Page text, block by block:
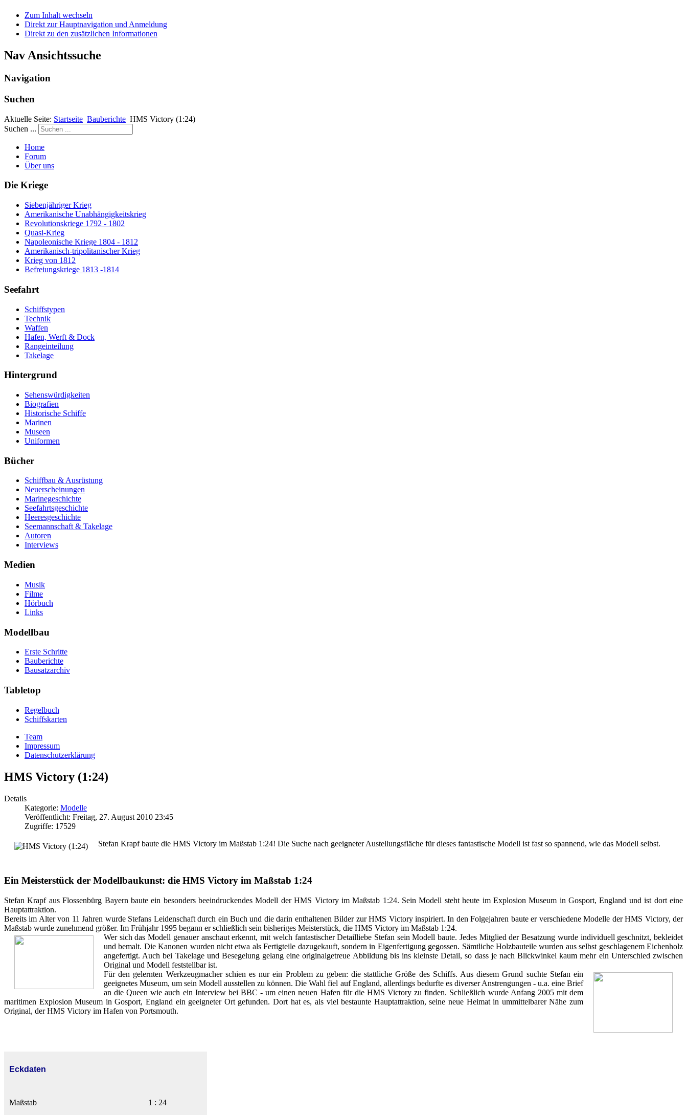
Zum Inhalt wechseln
Direkt zur Hauptnavigation und Anmeldung
Direkt zu den zusätzlichen Informationen
Nav Ansichtssuche
Navigation
Suchen
Aktuelle Seite: Startseite Bauberichte HMS Victory (1:24)
Suchen ...
Home
Forum
Über uns
Die Kriege
Siebenjähriger Krieg
Amerikanische Unabhängigkeitskrieg
Revolutionskriege 1792 - 1802
Quasi-Krieg
Napoleonische Kriege 1804 - 1812
Amerikanisch-tripolitanischer Krieg
Krieg von 1812
Befreiungskriege 1813 -1814
Seefahrt
Schiffstypen
Technik
Waffen
Hafen, Werft & Dock
Rangeinteilung
Takelage
Hintergrund
Sehenswürdigkeiten
Biografien
Historische Schiffe
Marinen
Museen
Uniformen
Bücher
Schiffbau & Ausrüstung
Neuerscheinungen
Marinegeschichte
Seefahrtsgeschichte
Heeresgeschichte
Seemannschaft & Takelage
Autoren
Interviews
Medien
Musik
Filme
Hörbuch
Links
Modellbau
Erste Schritte
Bauberichte
Bausatzarchiv
Tabletop
Regelbuch
Schiffskarten
Team
Impressum
Datenschutzerklärung
HMS Victory (1:24)
Details
Kategorie: Modelle
Veröffentlicht: Freitag, 27. August 2010 23:45
Zugriffe: 17529
Stefan Krapf baute die HMS Victory im Maßstab 1:24! Die Suche nach geeigneter Austellungsfläche für dieses fantastische Modell ist fast so spannend, wie das Modell selbst.
Ein Meisterstück der Modellbaukunst: die HMS Victory im Maßstab 1:24
Stefan Krapf aus Flossenbürg Bayern baute ein besonders beeindruckendes Modell der HMS Victory im Maßstab 1:24. Sein Modell steht heute im Explosion Museum in Gosport, England und ist dort eine
Hauptattraktion.
Bereits im Alter von 11 Jahren wurde Stefans Leidenschaft durch ein Buch und die darin enthaltenen Bilder zur HMS Victory inspiriert. In den Folgejahren baute er verschiedene Modelle der HMS Victory, der
Maßstab wurde zunehmend größer. Im Frühjahr 1995 begann er schließlich sein bisheriges Meisterstück, die HMS Victory im Maßstab 1:24.
Wer sich das Modell genauer anschaut erkennt, mit welch fantastischer Detailliebe Stefan sein Modell baute. Jedes Mitglied der Besatzung wurde individuell geschnitzt, bekleidet
und bemalt. Die Kanonen wurden nicht etwa als Fertigteile dazugekauft, sondern in Eigenfertigung gegossen. Sämtliche Holzbauteile wurden aus selbst geschlagenem Eichenholz
angefertigt. Auch bei Takelage und Besegelung gelang eine originalgetreue Abbildung bis ins kleinste Detail, so dass je nach Blickwinkel kaum mehr ein Unterschied zwischen
Original und Modell feststellbar ist.
Für den gelernten Werkzeugmacher schien es nur ein Problem zu geben: die stattliche Größe des Schiffs. Aus diesem Grund suchte Stefan ein
geeignetes Museum, um sein Modell ausstellen zu können. Die Wahl fiel auf England, allerdings bedurfte es diverser Anstrengungen - u.a. eine Brief
an die Queen wie auch ein Interview bei BBC - um einen neuen Hafen für die HMS Victory zu finden. Schließlich wurde Anfang 2005 mit dem
maritimen Explosion Museum in Gosport, England ein geeigneter Ort gefunden. Dort hat es, als viel bestaunte Hauptattraktion, seine neue Heimat in ummittelbarer Nähe zum
Original, der HMS Victory im Hafen von Portsmouth.
Eckdaten
Maßstab 1 : 24